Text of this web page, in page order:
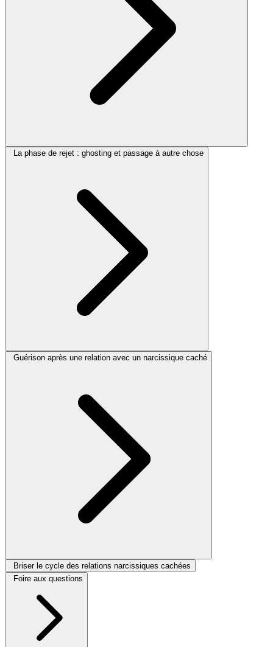
La phase de rejet : ghosting et passage à autre chose
Guérison après une relation avec un narcissique caché
Briser le cycle des relations narcissiques cachées
Foire aux questions